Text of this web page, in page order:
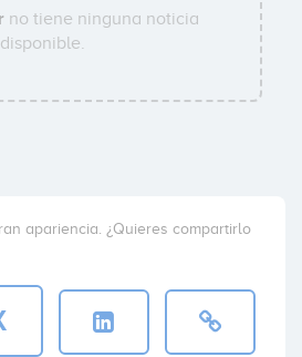
no tiene ninguna noticia
disponible.
apariencia. ¿Quieres compartirlo